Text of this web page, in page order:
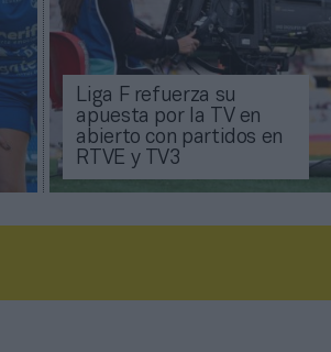
Liga F refuerza su
apuesta por la TV en
abierto con partidos en
RTVE y TV3